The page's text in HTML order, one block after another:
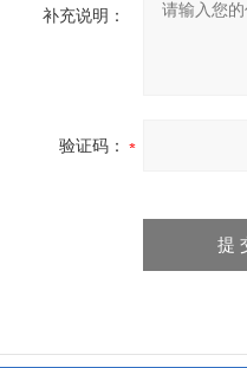
补充说明：
验证码：